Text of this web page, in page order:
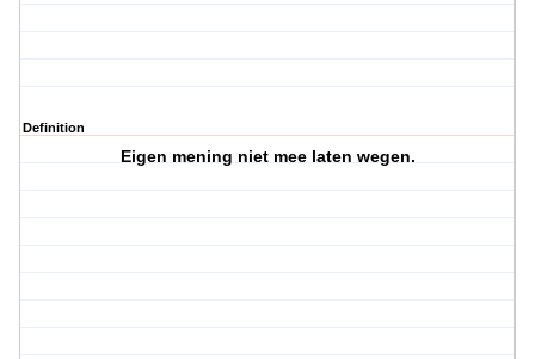
Definition
Eigen mening niet mee laten wegen.